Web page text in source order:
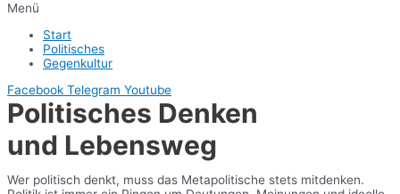
Menü
Start
Politisches
Gegenkultur
Facebook Telegram Youtube
Politisches Denken
und Lebensweg
Wer politisch denkt, muss das Metapolitische stets mitdenken.